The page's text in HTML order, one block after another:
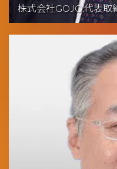
株式会社GOJO.代表取